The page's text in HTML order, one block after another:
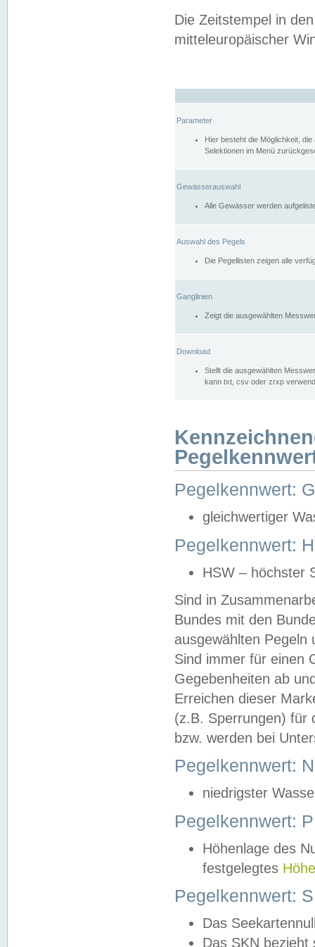
Die Zeitstempel in
mitteleuropäischer
Parameter
Hier besteht die Möglichkeit,
Selektionen im Menü
Gewässerauswahl
Alle Gewässer werden
Auswahl des Pegels
Die Pegellisten zeigen alle
Ganglinien
Zeigt die ausgewählten
Download
Stellt die ausgewählten
kann txt, csv oder zrxp
Pegelkennwert:
gleichwertiger
Pegelkennwert:
HSW – höchster
Sind in
Bundes mit den
ausgewählten
Sind immer für einen
Gegebenheiten ab
Erreichen dieser
(z.B. Sperrungen) für
bzw. werden bei
Pegelkennwert:
niedrigster
Pegelkennwert:
Höhenlage des
festgelegtes
Pegelkennwert:
Das
Das SKN